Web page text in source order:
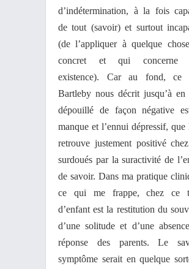
d’indétermination, à la fois
de tout (savoir) et surtout
(de l’appliquer à quelque
concret et qui concerne
existence). Car au fond, ce
Bartleby nous décrit jusqu’à en
dépouillé de façon négative
manque et l’ennui dépressif, que
retrouve justement positivé
surdoués par la suractivité de
de savoir. Dans ma pratique
ce qui me frappe, chez ce
d’enfant est la restitution du
d’une solitude et d’une
réponse des parents. Le
symptôme serait en quelque